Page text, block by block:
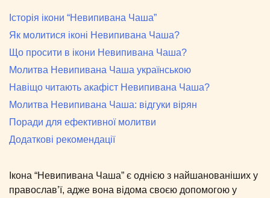
Історія ікони “Невипивана Чаша”
Як молитися іконі Невипивана Чаша?
Що просити в ікони Невипивана Чаша?
Молитва Невипивана Чаша українською
Навіщо читають акафіст Невипивана Чаша?
Молитва Невипивана Чаша: відгуки вірян
Поради для ефективної молитви
Додаткові рекомендації
Ікона “Невипивана Чаша” є однією з найшанованіших у
православ’ї, адже вона відома своєю допомогою у